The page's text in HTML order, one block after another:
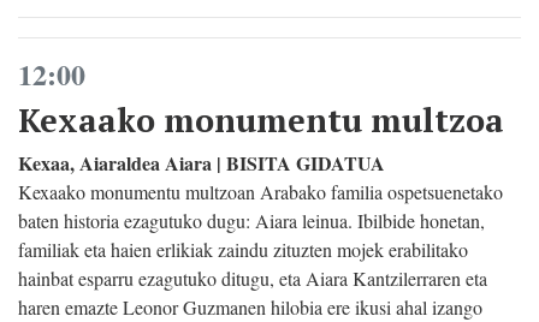
12:00
Kexaako monumentu multzoa
Kexaa, Aiaraldea Aiara | BISITA GIDATUA
Kexaako monumentu multzoan Arabako familia ospetsuenetako
baten historia ezagutuko dugu: Aiara leinua. Ibilbide honetan,
familiak eta haien erlikiak zaindu zituzten mojek erabilitako
hainbat esparru ezagutuko ditugu, eta Aiara Kantzilerraren eta
haren emazte Leonor Guzmanen hilobia ere ikusi ahal izango